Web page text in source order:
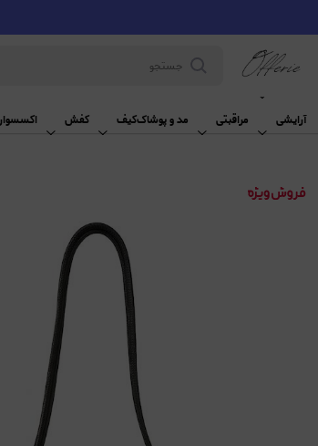
آرایشی مراقبتی مد و پوشاککیف کفش